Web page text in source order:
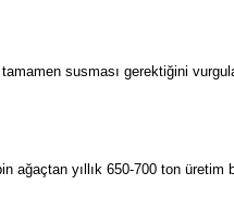
susması gerektiğini
ağaçtan yıllık 650-700 ton